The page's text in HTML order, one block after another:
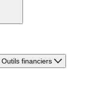
Outils financiers